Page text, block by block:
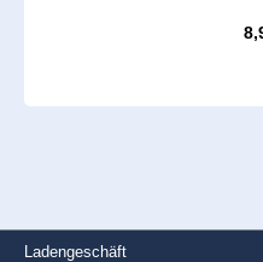
Ladengeschäft